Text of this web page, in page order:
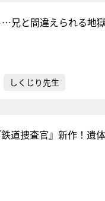
兄と間違えられる地
しくじり先生
道捜査官』新作！遺